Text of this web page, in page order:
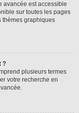
avancée est accessible
sur toutes les pages
thèmes graphiques
?
plusieurs termes
votre recherche en